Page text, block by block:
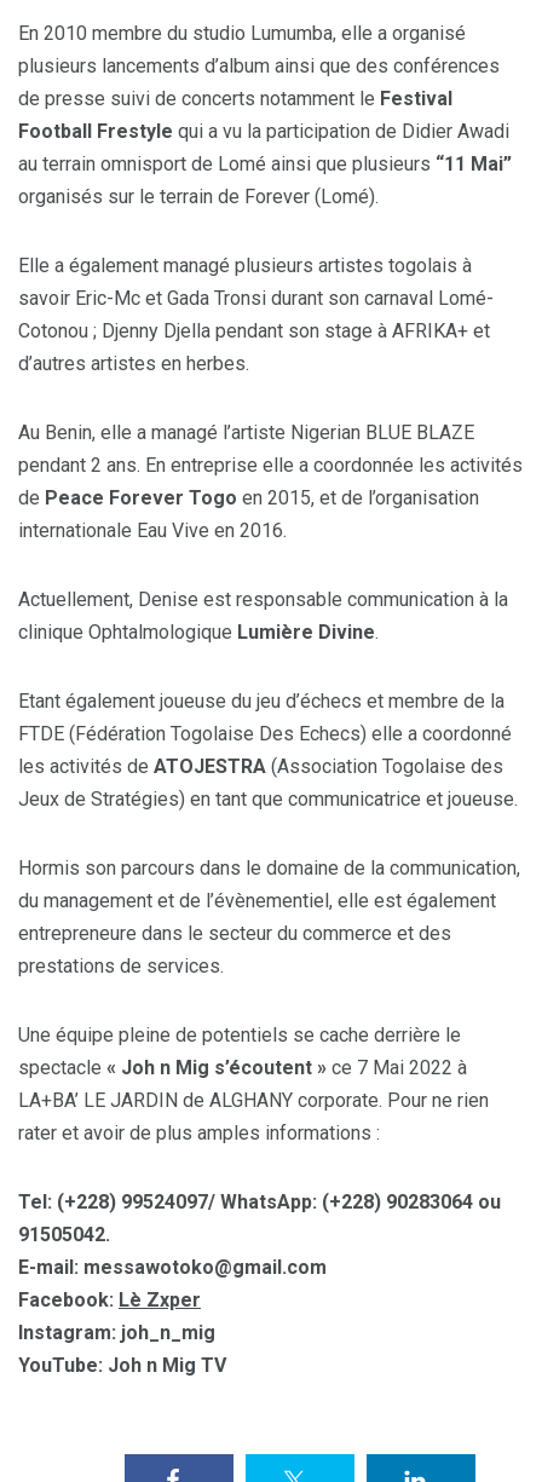
En 2010 membre du studio Lumumba, elle a organisé
plusieurs lancements d’album ainsi que des conférences
de presse suivi de concerts notamment le Festival
Football Frestyle qui a vu la participation de Didier Awadi
au terrain omnisport de Lomé ainsi que plusieurs “11 Mai”
organisés sur le terrain de Forever (Lomé).
Elle a également managé plusieurs artistes togolais à
savoir Eric-Mc et Gada Tronsi durant son carnaval Lomé-
Cotonou ; Djenny Djella pendant son stage à AFRIKA+ et
d’autres artistes en herbes.
Au Benin, elle a managé l’artiste Nigerian BLUE BLAZE
pendant 2 ans. En entreprise elle a coordonnée les activités
de Peace Forever Togo en 2015, et de l’organisation
internationale Eau Vive en 2016.
Actuellement, Denise est responsable communication à la
clinique Ophtalmologique Lumière Divine.
Etant également joueuse du jeu d’échecs et membre de la
FTDE (Fédération Togolaise Des Echecs) elle a coordonné
les activités de ATOJESTRA (Association Togolaise des
Jeux de Stratégies) en tant que communicatrice et joueuse.
Hormis son parcours dans le domaine de la communication,
du management et de l’évènementiel, elle est également
entrepreneure dans le secteur du commerce et des
prestations de services.
Une équipe pleine de potentiels se cache derrière le
spectacle « Joh n Mig s’écoutent » ce 7 Mai 2022 à
LA+BA’ LE JARDIN de ALGHANY corporate. Pour ne rien
rater et avoir de plus amples informations :
Tel: (+228) 99524097/ WhatsApp: (+228) 90283064 ou
91505042.
E-mail: messawotoko@gmail.com
Facebook: Lè Zxper
Instagram: joh_n_mig
YouTube: Joh n Mig TV